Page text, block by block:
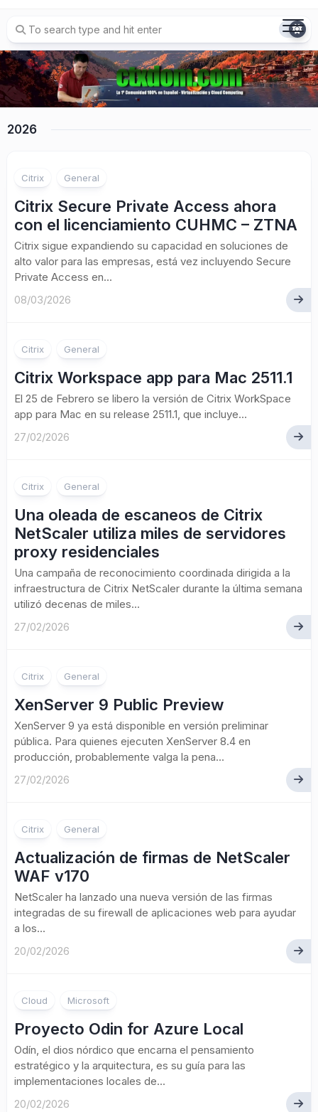
content
2026
Citrix General
Citrix Secure Private Access ahora
con el licenciamiento CUHMC – ZTNA
Citrix sigue expandiendo su capacidad en soluciones de
alto valor para las empresas, está vez incluyendo Secure
Private Access en...
08/03/2026
Citrix General
Citrix Workspace app para Mac 2511.1
El 25 de Febrero se libero la versión de Citrix WorkSpace
app para Mac en su release 2511.1, que incluye...
27/02/2026
Citrix General
Una oleada de escaneos de Citrix
NetScaler utiliza miles de servidores
proxy residenciales
Una campaña de reconocimiento coordinada dirigida a la
infraestructura de Citrix NetScaler durante la última semana
utilizó decenas de miles...
27/02/2026
Citrix General
XenServer 9 Public Preview
XenServer 9 ya está disponible en versión preliminar
pública. Para quienes ejecuten XenServer 8.4 en
producción, probablemente valga la pena...
27/02/2026
Citrix General
Actualización de firmas de NetScaler
WAF v170
NetScaler ha lanzado una nueva versión de las firmas
integradas de su firewall de aplicaciones web para ayudar
a los...
20/02/2026
Cloud Microsoft
Proyecto Odin for Azure Local
Odín, el dios nórdico que encarna el pensamiento
estratégico y la arquitectura, es su guía para las
implementaciones locales de...
20/02/2026